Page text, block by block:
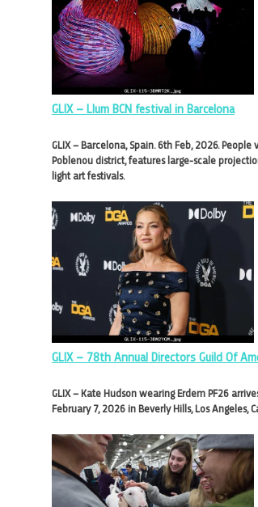
GLIX – Llum BCN festival in Barcelona
GLIX – Barcelona, Spain. 6th Feb, 2026.
Poblenou district, features large-scale
light art festivals.
GLIX – 78th Annual Directors Guild Of
GLIX – Kate Hudson wearing Erdem PF26
February 7, 2026 in Beverly Hills, Los Angeles,